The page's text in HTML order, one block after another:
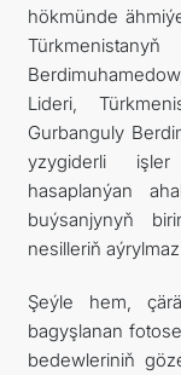
hökmünde
Lideri,
Gurbanguly
yzygiderli
hasaplanýan
buýsanjynyň
nesilleriň
Şeýle hem,
bagyşlanan
bedewleriniň